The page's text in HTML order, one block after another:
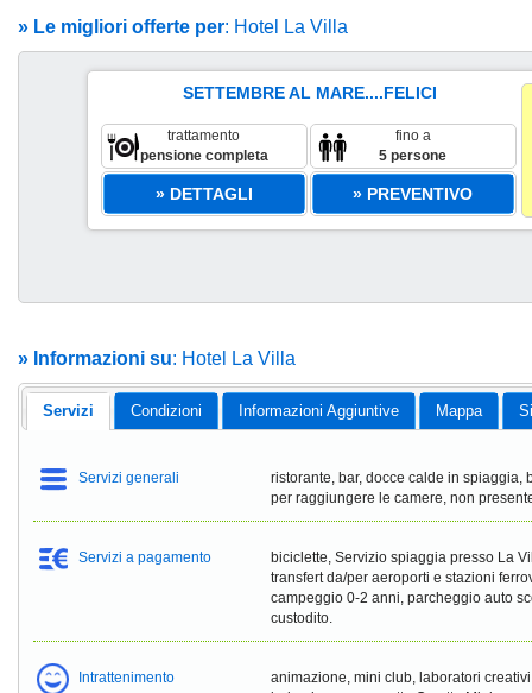
» Le migliori offerte per: Hotel La Villa
SETTEMBRE AL MARE....FELICI
trattamento
pensione completa
fino a
5 persone
» DETTAGLI » PREVENTIVO
» Informazioni su: Hotel La Villa
Servizi Condizioni Informazioni Aggiuntive Mappa
Servizi generali
ristorante, bar, docce calde in spiaggia,
per raggiungere le camere, non
Servizi a pagamento
biciclette, Servizio spiaggia presso La
transfert da/per aeroporti e stazioni
campeggio 0-2 anni, parcheggio auto
custodito.
Intrattenimento
animazione, mini club, laboratori